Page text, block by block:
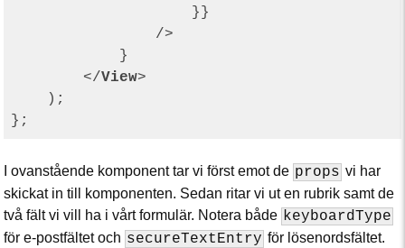
                    }}
                />
            }
</View>
    );
I ovanstående komponent tar vi först emot de props vi har
skickat in till komponenten. Sedan ritar vi ut en rubrik samt de
två fält vi vill ha i vårt formulär. Notera både keyboardType
för e-postfältet och secureTextEntry för lösenordsfältet.